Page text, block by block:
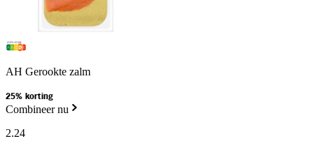
AH Gerookte zalm
25% korting
Combineer nu
2.24